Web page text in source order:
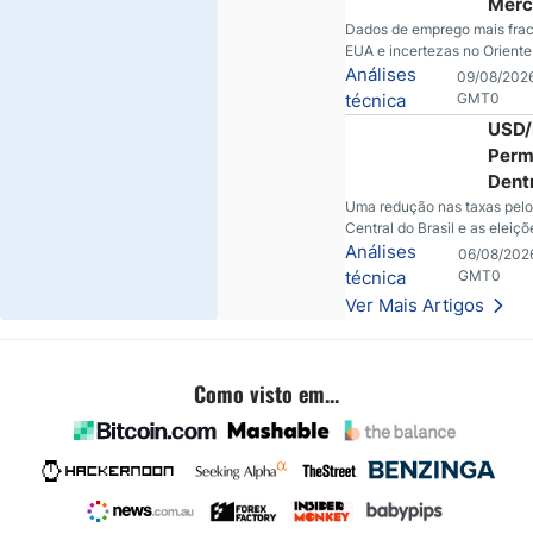
Dados de emprego mais
EUA e incertezas no
criam sinais diferentes para
ouro, índices acionários e
Análises
técnica
09/08/
GMT0
Uma redução nas taxas
Central do Brasil e as
iminentes estão
redefinindo uma faixa
pelo Banco Central do
eleições iminentes estão
agora.
Análises
técnica
06/08/
GMT0
Ver Mais Artigos
Como visto em...